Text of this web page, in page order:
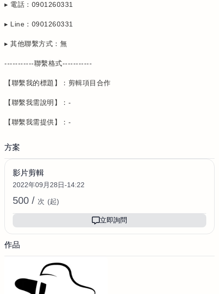
▸ 電話：0901260331
▸ Line：0901260331
▸ 其他聯繫方式：無
-----------聯繫格式-----------
【聯繫我的標題】：剪輯項目合作
【聯繫我需說明】：-
【聯繫我需提供】：-
方案
影片剪輯
2022年09月28日-14:22
500 / 次 (起)
立即詢問
作品